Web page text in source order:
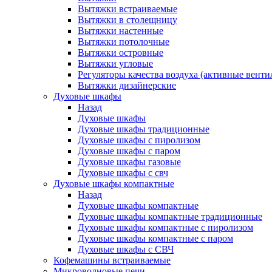
Вытяжки встраиваемые
Вытяжки в столещницу
Вытяжки настенные
Вытяжки потолочные
Вытяжки островные
Вытяжки угловые
Регуляторы качества воздуха (активные
Вытяжки дизайнерские
Духовые шкафы
Назад
Духовые шкафы
Духовые шкафы традиционные
Духовые шкафы с пиролизом
Духовые шкафы с паром
Духовые шкафы газовые
Духовые шкафы с свч
Духовые шкафы компактные
Назад
Духовые шкафы компактные
Духовые шкафы компактные традиционные
Духовые шкафы компактные с пиролизом
Духовые шкафы компактные с паром
Духовые шкафы с СВЧ
Кофемашины встраиваемые